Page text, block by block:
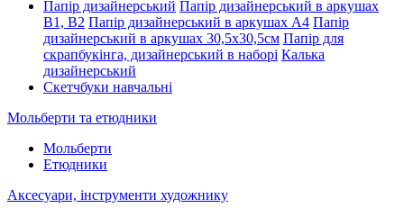
Папір дизайнерський Папір дизайнерський в аркушах
В1, В2 Папір дизайнерський в аркушах А4 Папір
дизайнерський в аркушах 30,5х30,5см Папір для
скрапбукінга, дизайнерський в наборі Калька
дизайнерський
Скетчбуки навчальні
Мольберти та етюдники
Мольберти
Етюдники
Аксесуари, інструменти художнику